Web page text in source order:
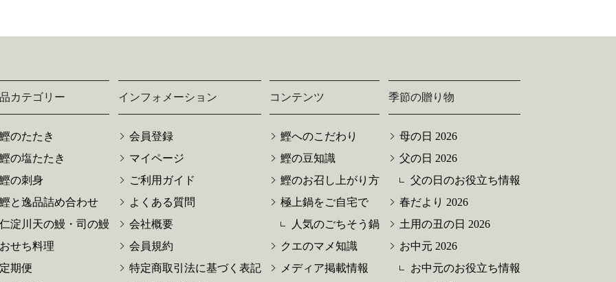
カテゴリー
鰹のたたき
鰹の塩たたき
鰹の刺身
鰹と逸品詰め合わせ
仁淀川天の鰻・司の鰻
おせち料理
定期便
インフォメーション
会員登録
マイページ
ご利用ガイド
よくある質問
会社概要
会員規約
特定商取引法に基づく表記
コンテンツ
鰹へのこだわり
鰹の豆知識
鰹のお召し上がり方
極上鍋をご自宅で
人気のごちそう鍋
クエのマメ知識
メディア掲載情報
季節の贈り物
母の日 2026
父の日 2026
父の日のお役立ち情報
春だより 2026
土用の丑の日 2026
お中元 2026
お中元のお役立ち情報